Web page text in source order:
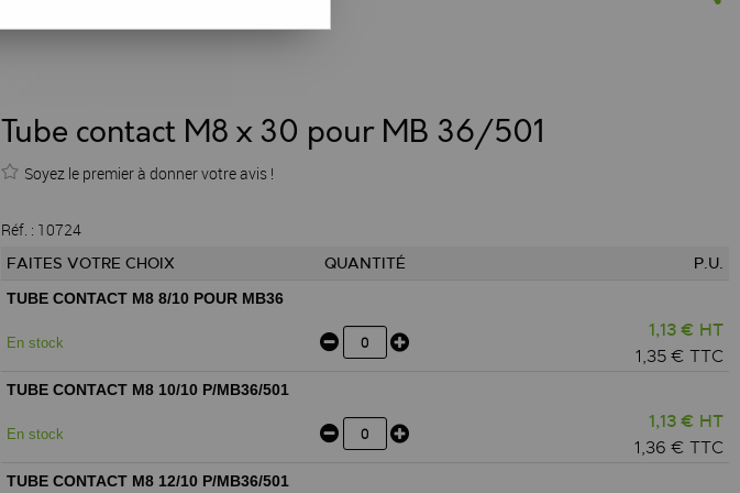
Tube contact M8 x 30 pour MB 36/501
Soyez le premier à donner votre avis !
Réf. : 10724
FAITES VOTRE CHOIX QUANTITÉ P.U.
TUBE CONTACT M8 8/10 POUR MB36
En stock
1,13 € HT
1,35 € TTC
TUBE CONTACT M8 10/10 P/MB36/501
En stock
1,13 € HT
1,36 € TTC
TUBE CONTACT M8 12/10 P/MB36/501